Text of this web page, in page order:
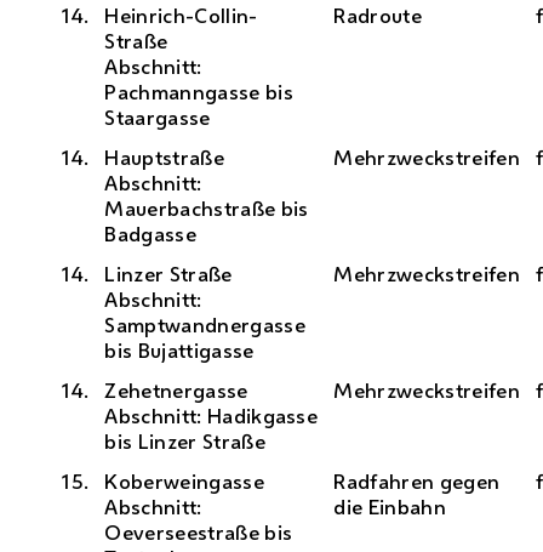
14.
Heinrich-Collin-
Straße
Abschnitt:
Pachmanngasse bis
Staargasse
Radroute
14.
Hauptstraße
Abschnitt:
Mauerbachstraße bis
Badgasse
Mehrzweckstreifen
14.
Linzer Straße
Abschnitt:
Samptwandnergasse
bis Bujattigasse
Mehrzweckstreifen
14.
Zehetnergasse
Abschnitt: Hadikgasse
bis Linzer Straße
Mehrzweckstreifen
15.
Koberweingasse
Abschnitt:
Oeverseestraße bis
Radfahren gegen
die Einbahn